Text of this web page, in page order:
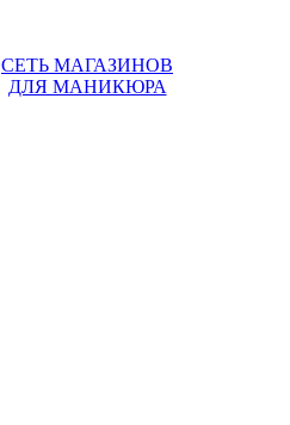
СЕТЬ МАГАЗИНОВ
ДЛЯ МАНИКЮРА